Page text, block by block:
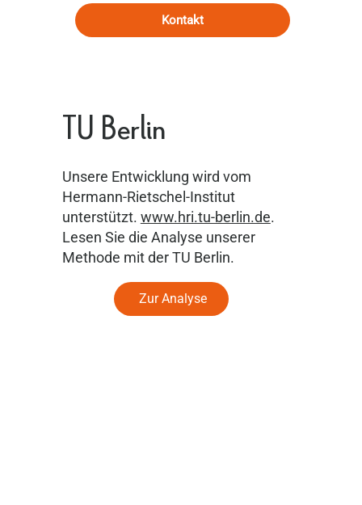
Kontakt
TU Berlin
Unsere Entwicklung wird vom
Hermann-Rietschel-Institut
unterstützt. www.hri.tu-berlin.de.
Lesen Sie die Analyse unserer
Methode mit der TU Berlin.
Zur Analyse